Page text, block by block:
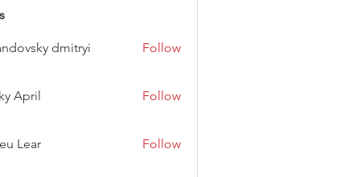
dmitryi Follow
April Follow
Lear Follow